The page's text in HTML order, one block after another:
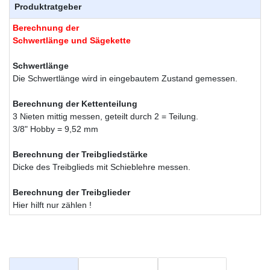
Produktratgeber
Berechnung der
Schwertlänge und Sägekette
Schwertlänge
Die Schwertlänge wird in eingebautem Zustand gemessen.
Berechnung der Kettenteilung
3 Nieten mittig messen, geteilt durch 2 = Teilung.
3/8" Hobby = 9,52 mm
Berechnung der Treibgliedstärke
Dicke des Treibglieds mit Schieblehre messen.
Berechnung der Treibglieder
Hier hilft nur zählen !